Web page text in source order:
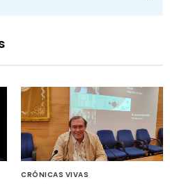
CRÓNICAS VIVAS